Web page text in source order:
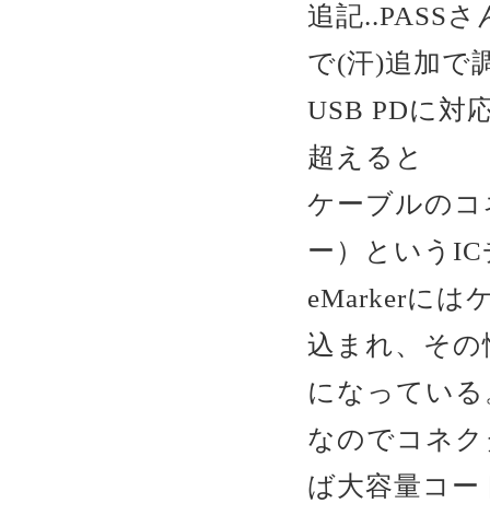
追記..PASS
で(汗)追加で
USB PDに対
超えると
ケーブルのコ
ー）という
eMarkerには
込まれ、そ
になっている
なのでコネ
ば大容量コ